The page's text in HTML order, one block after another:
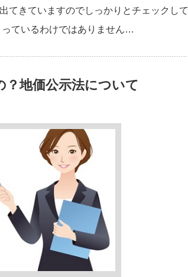
てきていますのでしっかりとチェックして
ているわけではありません…
地価公示法について